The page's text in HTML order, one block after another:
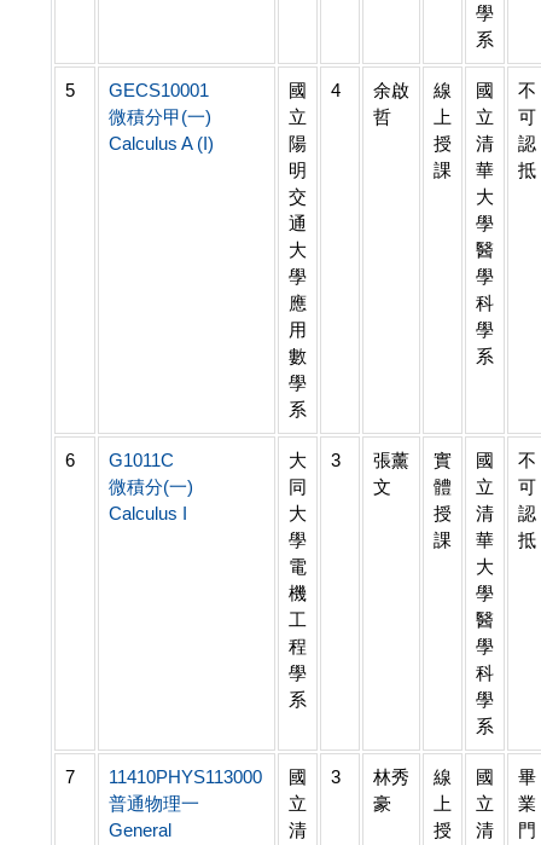
學
系
5
GECS10001
微積分甲(一)
Calculus A (I)
國
立
陽
明
交
通
大
學
應
用
數
學
系
4
余啟
哲
線
上
授
課
國
立
清
華
大
學
醫
學
科
學
系
不
可
認
抵
6
G1011C
微積分(一)
Calculus I
大
同
大
學
電
機
工
程
學
系
3
張薰
文
實
體
授
課
國
立
清
華
大
學
醫
學
科
學
系
不
可
認
抵
7
11410PHYS113000
普通物理一
General
國
立
清
3
林秀
豪
線
上
授
國
立
清
畢
業
門